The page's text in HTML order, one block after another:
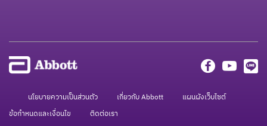
นโยบายความเป็นส่วนตัว เกี่ยวกับ Abbott
แผนผังเว็บไซต์
ข้อกำหนดและเงื่อนไข
ติดต่อเรา